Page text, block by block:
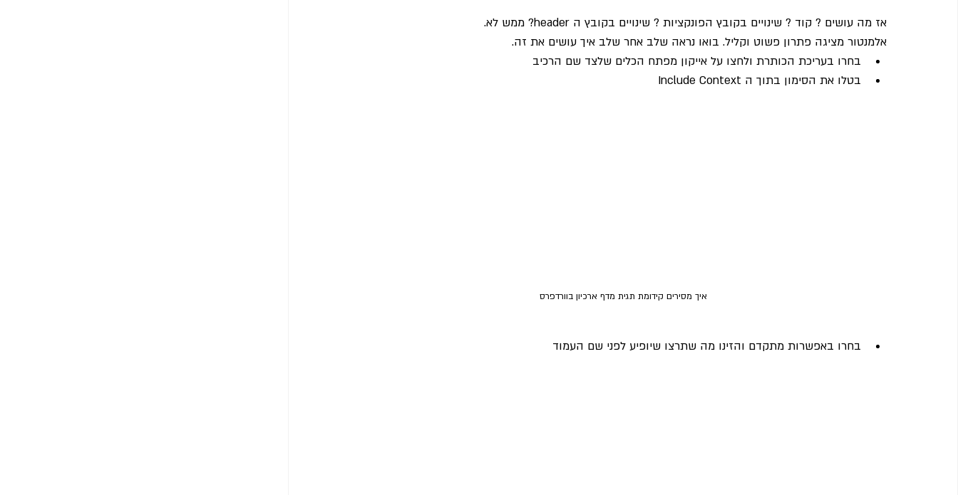
אז מה עושים ? קוד ? שינויים בקובץ הפונקציות ? שינויים בקובץ ה header? ממש לא.
אלמנטור מציגה פתרון פשוט וקליל. בואו נראה שלב אחר שלב איך עושים את זה.
בחרו בעריכת הכותרת ולחצו על אייקון מפתח הכלים שלצד שם הרכיב
בטלו את הסימון בתוך ה Include Context
איך מסירים קידומת תגית מדף ארכיון בוורדפרס
בחרו באפשרות מתקדם והזינו מה שתרצו שיופיע לפני שם העמוד